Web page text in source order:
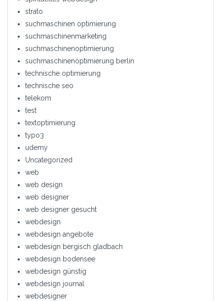
strato
suchmaschinen optimierung
suchmaschinenmarketing
suchmaschinenoptimierung
suchmaschinenoptimierung berlin
technische optimierung
technische seo
telekom
test
textoptimierung
typo3
udemy
Uncategorized
web
web design
web designer
web designer gesucht
webdesign
webdesign angebote
webdesign bergisch gladbach
webdesign bodensee
webdesign günstig
webdesign journal
webdesigner